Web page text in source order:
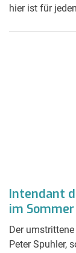
hier ist für
Intendant
im
Der
Peter Spuhler,